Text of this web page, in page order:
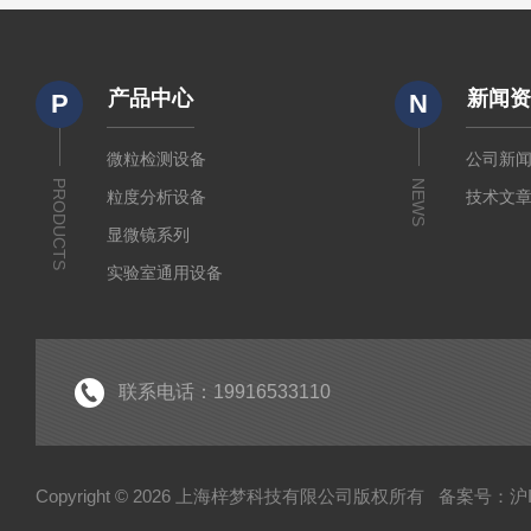
P
PRODUCTS
产品中心
微粒检测设备
粒度分析设备
显微镜系列
实验室通用设备
N
NEWS
新闻
公司新
技术文
联系电话：19916533110
Copyright © 2026 上海梓梦科技有限公司版权所有 备案号：